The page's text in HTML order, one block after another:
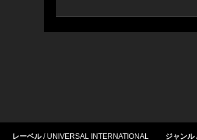
レーベル UNIVERSAL INTERNATIONAL ジャンル